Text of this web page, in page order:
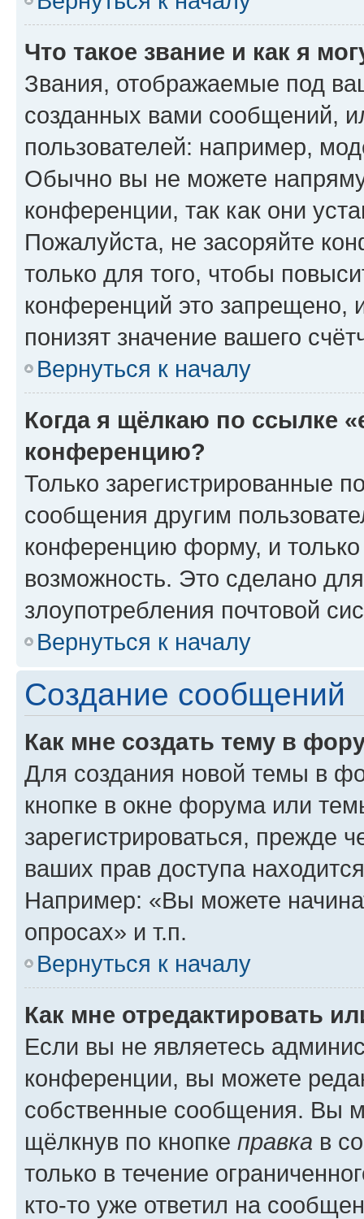
Что такое звание и как я
Звания, отображаемые под
созданных вами сообщений,
пользователей: например,
Обычно вы не можете
конференции, так как они
Пожалуйста, не засоряйте
только для того, чтобы
конференций это запрещено,
понизят значение вашего
Вернуться к началу
Когда я щёлкаю по ссылке
конференцию?
Только зарегистрированные
сообщения другим
конференцию форму, и
возможность. Это сделано
злоупотребления почтовой
Вернуться к началу
Создание сообщений
Как мне создать тему в
Для создания новой темы в
кнопке в окне форума или
зарегистрироваться, прежде
ваших прав доступа
Например: «Вы можете
опросах» и т.п.
Вернуться к началу
Как мне отредактировать
Если вы не являетесь
конференции, вы можете
собственные сообщения. Вы
щёлкнув по кнопке правка в
только в течение
кто-то уже ответил на